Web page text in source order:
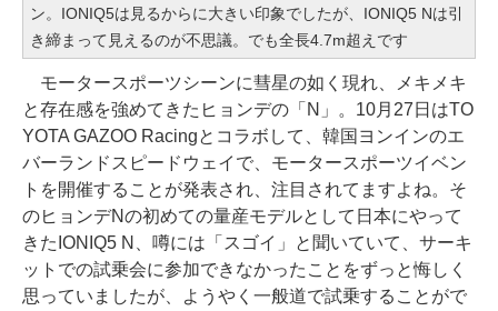
ン。IONIQ5は見るからに大きい印象でしたが、IONIQ5 Nは引
き締まって見えるのが不思議。でも全長4.7m超えです
モータースポーツシーンに彗星の如く現れ、メキメキ
と存在感を強めてきたヒョンデの「N」。10月27日はTO
YOTA GAZOO Racingとコラボして、韓国ヨンインのエ
バーランドスピードウェイで、モータースポーツイベン
トを開催することが発表され、注目されてますよね。そ
のヒョンデNの初めての量産モデルとして日本にやって
きたIONIQ5 N、噂には「スゴイ」と聞いていて、サーキ
ットでの試乗会に参加できなかったことをずっと悔しく
思っていましたが、ようやく一般道で試乗することがで